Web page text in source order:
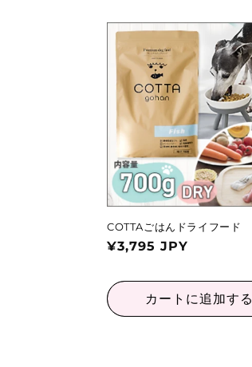
COTTAごはんドライフード
通
価
格
¥3,795 JPY
カートに追加する